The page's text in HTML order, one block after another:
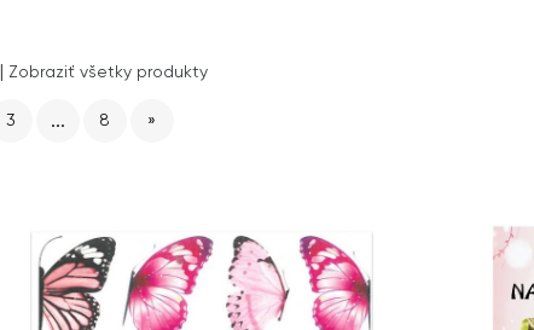
Zobraziť všetky produkty
3 ... 8 »